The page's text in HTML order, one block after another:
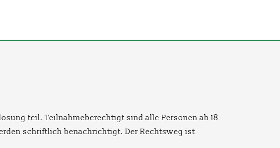
teil. Teilnahmeberechtigt sind alle Personen ab 18
schriftlich benachrichtigt. Der Rechtsweg ist